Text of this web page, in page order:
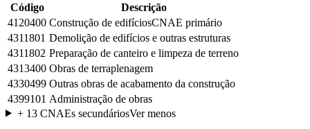
Código
Descrição
4120400 Construção de edifíciosCNAE primário
4311801 Demolição de edifícios e outras estruturas
4311802 Preparação de canteiro e limpeza de terreno
4313400 Obras de terraplenagem
4330499 Outras obras de acabamento da construção
4399101 Administração de obras
+ 13CNAEs secundáriosVer menos